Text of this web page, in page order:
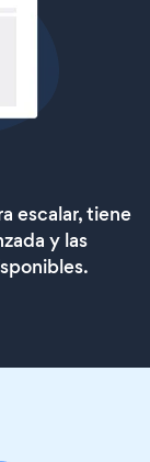
escalar, tiene
y las